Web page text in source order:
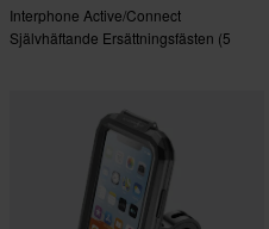
Interphone Active/Connect
Självhäftande Ersättningsfästen (5